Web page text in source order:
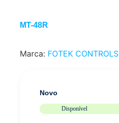
MT-48R
Marca: FOTEK CONTROLS
Novo
Disponível